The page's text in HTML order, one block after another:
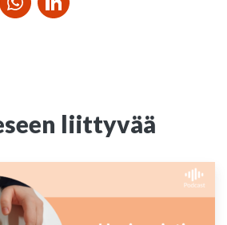
liittyvää